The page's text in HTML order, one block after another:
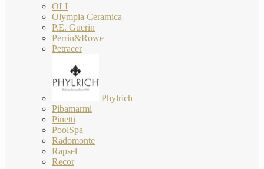
OLI
Olympia Ceramica
P.E. Guerin
Perrin&Rowe
Petracer
Phylrich
Pibamarmi
Pinetti
PoolSpa
Radomonte
Rapsel
Recor